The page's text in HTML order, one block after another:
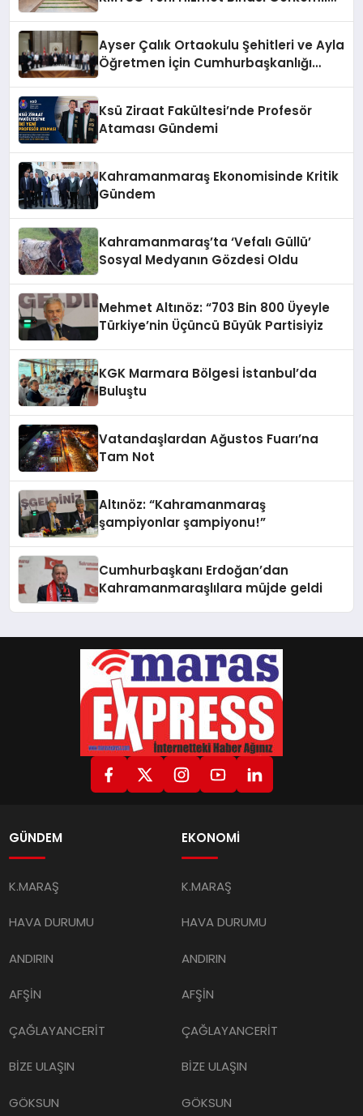
Ayser Çalık Ortaokulu Şehitleri ve Ayla
Öğretmen İçin Cumhurbaşkanlığı
Ksü Ziraat Fakültesi’nde Profesör
Ataması Gündemi
Kahramanmaraş Ekonomisinde Kritik
Gündem
Kahramanmaraş’ta ‘Vefalı Güllü’
Sosyal Medyanın Gözdesi Oldu
Mehmet Altınöz: “703 Bin 800 Üyeyle
Türkiye’nin Üçüncü Büyük Partisiyiz
KGK Marmara Bölgesi İstanbul’da
Buluştu
Vatandaşlardan Ağustos Fuarı’na
Tam Not
Altınöz: “Kahramanmaraş
şampiyonlar şampiyonu!”
Cumhurbaşkanı Erdoğan’dan
Kahramanmaraşlılara müjde geldi
GÜNDEM
K.MARAŞ
HAVA DURUMU
ANDIRIN
AFŞİN
ÇAĞLAYANCERİT
BİZE ULAŞIN
GÖKSUN
EKONOMİ
K.MARAŞ
HAVA DURUMU
ANDIRIN
AFŞİN
ÇAĞLAYANCERİT
BİZE ULAŞIN
GÖKSUN